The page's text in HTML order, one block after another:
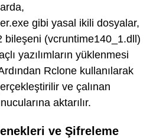
gibi yasal ikili dosyalar,
bileşeni (vcruntime140_1.dll)
yazılımların yüklenmesi
Rclone kullanılarak
ve çalınan
aktarılır.
ve Şifreleme